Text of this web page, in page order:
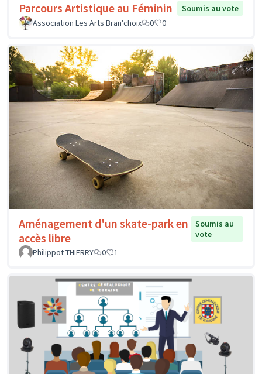
Parcours Artistique au Féminin
Soumis au vote
Association Les Arts Bran'choix
0 0
Aménagement d'un skate-park en
accès libre
Soumis au
vote
Philippot THIERRY
0 1